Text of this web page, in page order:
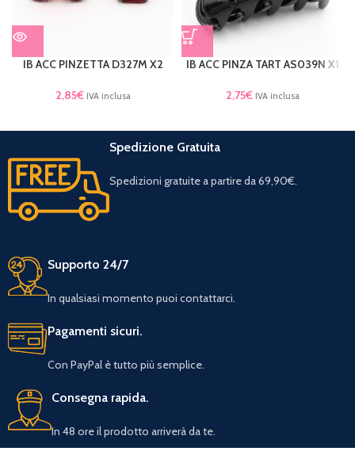
IB ACC PINZETTA D327M X2
2,85€ IVA inclusa
IB ACC PINZA TART AS039N X1
2,75€ IVA inclusa
Spedizione Gratuita
Spedizioni gratuite a partire da 69,90€.
Supporto 24/7
In qualsiasi momento puoi contattarci.
Pagamenti sicuri.
Con PayPal è tutto più semplice.
Consegna rapida.
In 48 ore il prodotto arriverà da te.